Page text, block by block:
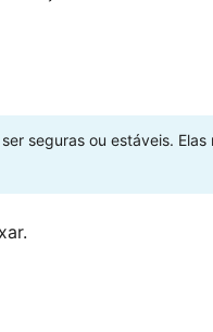
seguras ou estáveis.